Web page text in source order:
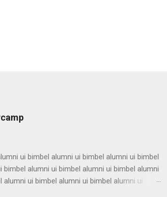
ui bimbel alumni ui bimbel alumni ui bimbel
alumni ui bimbel alumni ui bimbel alumni
ui bimbel alumni ui bimbel alumni ui